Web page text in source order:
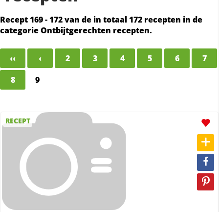
Recept 169 - 172 van de in totaal 172 recepten in de
categorie Ontbijtgerechten recepten.
‹‹ ‹ 2 3 4 5 6
7
8
9
RECEPT